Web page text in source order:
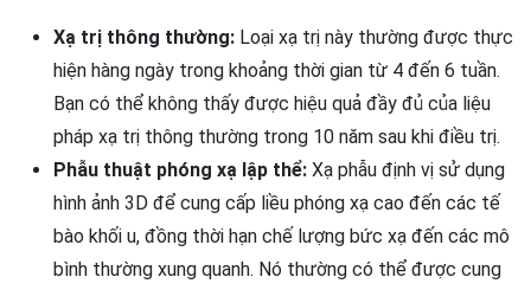
Xạ trị thông thường: Loại xạ trị này thường được thực
hiện hàng ngày trong khoảng thời gian từ 4 đến 6 tuần.
Bạn có thể không thấy được hiệu quả đầy đủ của liệu
pháp xạ trị thông thường trong 10 năm sau khi điều trị.
Phẫu thuật phóng xạ lập thể: Xạ phẫu định vị sử dụng
hình ảnh 3D để cung cấp liều phóng xạ cao đến các tế
bào khối u, đồng thời hạn chế lượng bức xạ đến các mô
bình thường xung quanh. Nó thường có thể được cung